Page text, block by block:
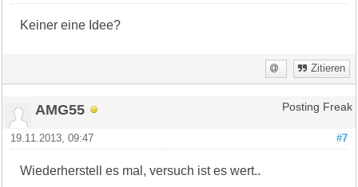
Keiner eine Idee?
Zitieren
AMG55 Posting Freak
#7
19.11.2013, 09:47
Wiederherstell es mal, versuch ist es wert..